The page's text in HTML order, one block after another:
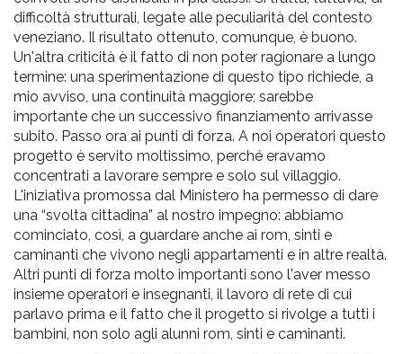
difficoltà strutturali, legate alle peculiarità del contesto
veneziano. Il risultato ottenuto, comunque, è buono.
Un'altra criticità è il fatto di non poter ragionare a lungo
termine: una sperimentazione di questo tipo richiede, a
mio avviso, una continuità maggiore; sarebbe
importante che un successivo finanziamento arrivasse
subito. Passo ora ai punti di forza. A noi operatori questo
progetto è servito moltissimo, perché eravamo
concentrati a lavorare sempre e solo sul villaggio.
L'iniziativa promossa dal Ministero ha permesso di dare
una “svolta cittadina” al nostro impegno: abbiamo
cominciato, così, a guardare anche ai rom, sinti e
caminanti che vivono negli appartamenti e in altre realtà.
Altri punti di forza molto importanti sono l'aver messo
insieme operatori e insegnanti, il lavoro di rete di cui
parlavo prima e il fatto che il progetto si rivolge a tutti i
bambini, non solo agli alunni rom, sinti e caminanti.